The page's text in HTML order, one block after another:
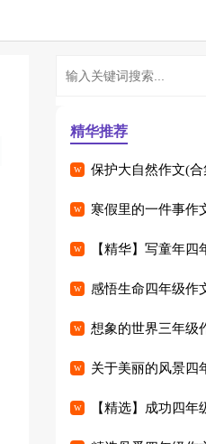
精华推荐
保护大自然作文(
寒假里的一件事作
【精华】写童年四
感悟生命四年级作
想象的世界三年级
关于美丽的风景四
【精选】成功四年